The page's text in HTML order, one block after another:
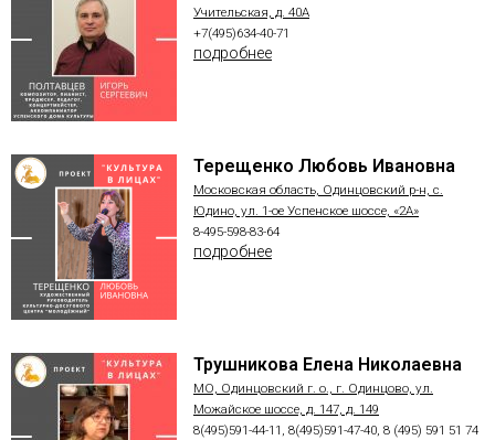
Учительская, д. 40А
+7(495)634-40-71
подробнее
Терещенко Любовь Ивановна
Московская область, Одинцовский р-н, с.
Юдино, ул. 1-ое Успенское шоссе, «2А»
8-495-598-83-64
подробнее
Трушникова Елена Николаевна
МО, Одинцовский г. о., г. Одинцово, ул.
Можайское шоссе, д. 147, д. 149
8(495)591-44-11, 8(495)591-47-40, 8 (495) 591 51 74